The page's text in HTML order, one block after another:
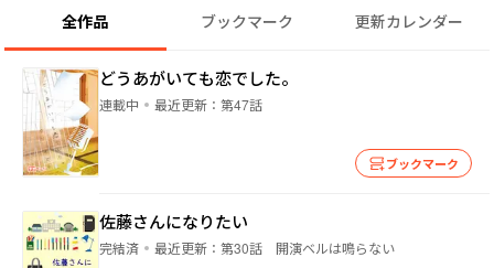
全作品 ブックマーク 更新カレンダー
どうあがいても恋でした。
連載中 最近更新： 第47話
ブックマーク
佐藤さんになりたい
完結済 最近更新： 第30話 開演ベルは鳴らない